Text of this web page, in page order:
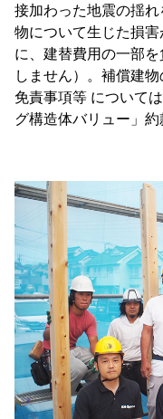
接加わった地震の揺
物について生じた損
に、建替費用の一部
しません）。補償建
免責事項等 について
グ構造体バリュー」約